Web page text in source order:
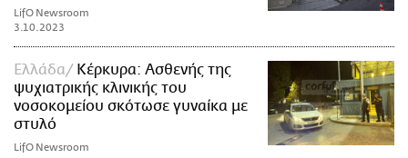
LifO Newsroom
3.10.2023
Ελλάδα
Κέρκυρα: Ασθενής της
ψυχιατρικής κλινικής του
νοσοκομείου σκότωσε γυναίκα με
στυλό
LifO Newsroom